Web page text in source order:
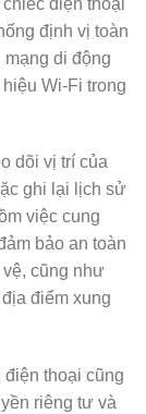
định vị toàn
di động
Wi-Fi trong
dõi vị trí của
ghi lại lịch sử
việc cung
bảo an toàn
cũng như
điểm xung
thoại cũng
riêng tư và